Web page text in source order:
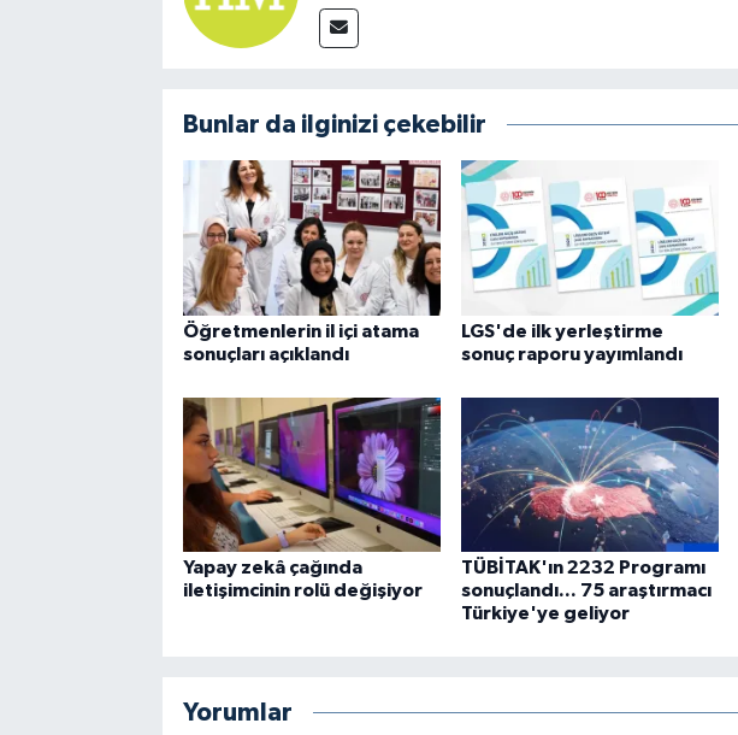
Bunlar da ilginizi çekebilir
Öğretmenlerin il içi atama
sonuçları açıklandı
LGS'de ilk yerleştirme
sonuç raporu yayımlandı
Yapay zekâ çağında
iletişimcinin rolü değişiyor
TÜBİTAK'ın 2232 Programı
sonuçlandı... 75 araştırmacı
Türkiye'ye geliyor
Yorumlar